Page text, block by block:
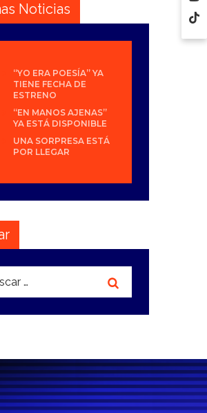
Noticias
“YO ERA POESÍA” YA
TIENE FECHA DE
ESTRENO
“EN MANOS AJENAS”
YA ESTÁ DISPONIBLE
UNA SORPRESA ESTÁ
POR LLEGAR